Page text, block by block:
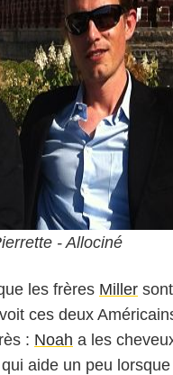
- Allociné
les frères Miller sont
ces deux
: Noah a les
aide un peu